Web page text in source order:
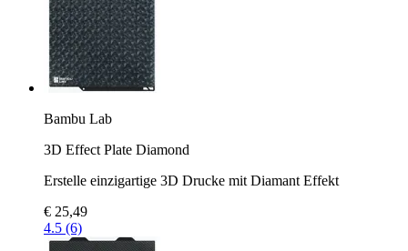
Bambu Lab
3D Effect Plate Diamond
Erstelle einzigartige 3D Drucke mit Diamant Effekt
€ 25,49
4.5 (6)